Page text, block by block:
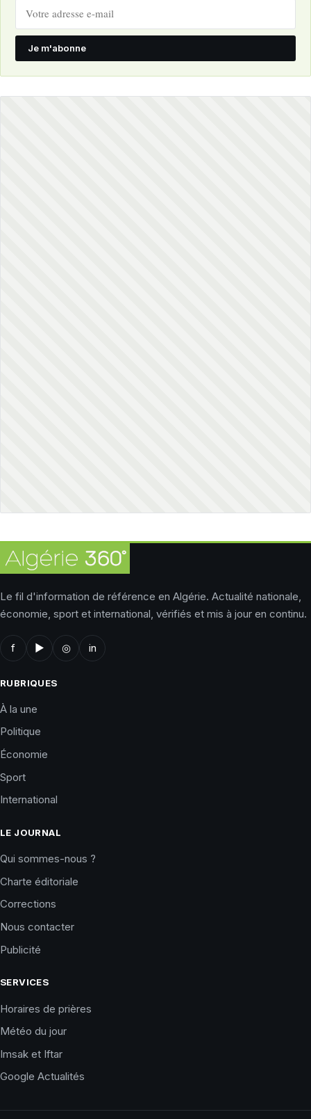
Je m'abonne
Le fil d'information de référence en Algérie. Actualité nationale,
économie, sport et international, vérifiés et mis à jour en continu.
f ▶ ◎ in
RUBRIQUES
À la une
Politique
Économie
Sport
International
LE JOURNAL
Qui sommes-nous ?
Charte éditoriale
Corrections
Nous contacter
Publicité
SERVICES
Horaires de prières
Météo du jour
Imsak et Iftar
Google Actualités